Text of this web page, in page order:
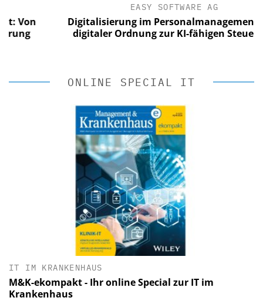
EASY SOFTWARE AG
Digitalisierung im Personalmanagement: Von
digitaler Ordnung zur KI-fähigen Steuerung
ONLINE SPECIAL IT
IT IM KRANKENHAUS
M&K-ekompakt - Ihr online Special zur IT im
Krankenhaus